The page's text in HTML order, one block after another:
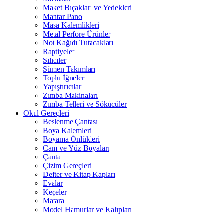
Maket Bıçakları ve Yedekleri
Mantar Pano
Masa Kalemlikleri
Metal Perfore Ürünler
Not Kağıdı Tutacakları
Raptiyeler
Siliciler
Sümen Takımları
Toplu İğneler
Yapıştırıcılar
Zımba Makinaları
Zımba Telleri ve Sökücüler
Okul Gereçleri
Beslenme Çantası
Boya Kalemleri
Boyama Önlükleri
Cam ve Yüz Boyaları
Çanta
Çizim Gereçleri
Defter ve Kitap Kapları
Evalar
Keçeler
Matara
Model Hamurlar ve Kalıpları